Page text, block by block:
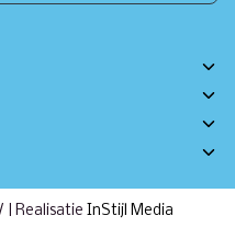
| Realisatie InStijl Media